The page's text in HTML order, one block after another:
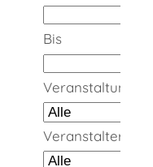
Bis
Veranstaltungsort
Veranstalter